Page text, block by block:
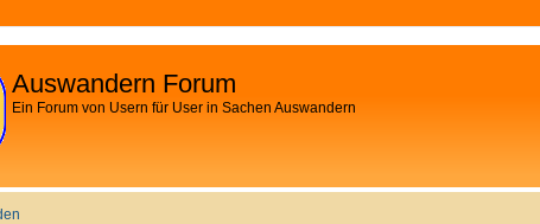
Auswandern Forum
Ein Forum von Usern für User in Sachen Auswandern